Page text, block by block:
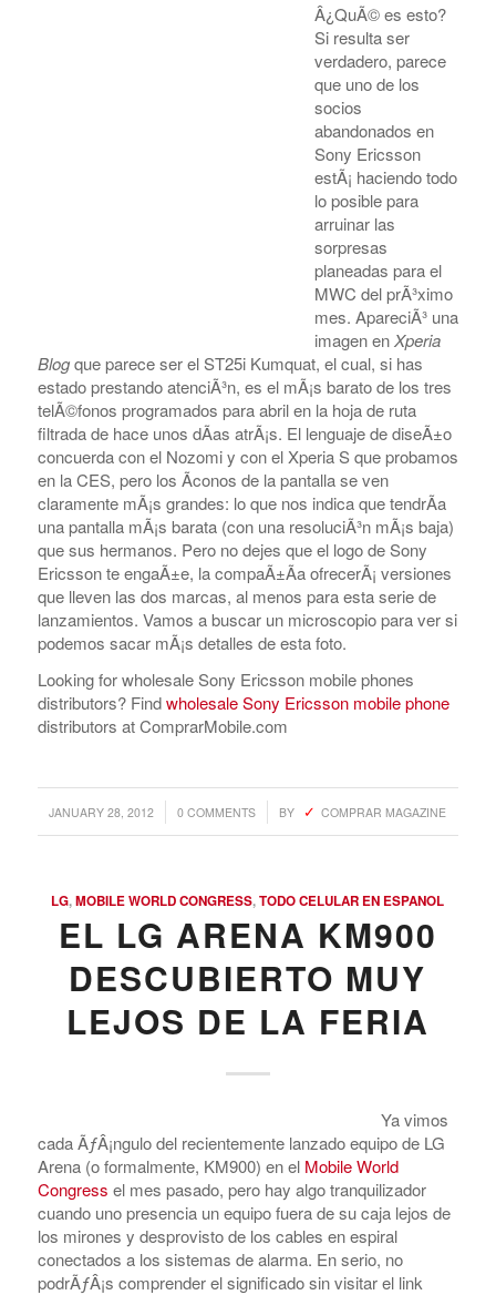
Â¿QuÃ© es esto?
Si resulta ser
verdadero, parece
que uno de los
socios
abandonados en
Sony Ericsson
estÃ¡ haciendo todo
lo posible para
arruinar las
sorpresas
planeadas para el
MWC del prÃ³ximo
mes. ApareciÃ³ una
imagen en Xperia
Blogque parece ser el ST25i Kumquat, el cual, si has
estado prestando atenciÃ³n, es el mÃ¡s barato de los tres
telÃ©fonos programados para abril en la hoja de ruta
filtrada de hace unos dÃ­as atrÃ¡s. El lenguaje de diseÃ±o
concuerda con el Nozomi y con el Xperia S que probamos
en la CES, pero los Ã­conos de la pantalla se ven
claramente mÃ¡s grandes: lo que nos indica que tendrÃ­a
una pantalla mÃ¡s barata (con una resoluciÃ³n mÃ¡s baja)
que sus hermanos. Pero no dejes que el logo de Sony
Ericsson te engaÃ±e, la compaÃ±Ã­a ofrecerÃ¡ versiones
que lleven las dos marcas, al menos para esta serie de
lanzamientos. Vamos a buscar un microscopio para ver si
podemos sacar mÃ¡s detalles de esta foto.
Looking for wholesale Sony Ericsson mobile phones
distributors? Findwholesale Sony Ericsson mobile phone
distributors at ComprarMobile.com
JANUARY 28, 2012
/ 0 COMMENTS
/ BY COMPRAR MAGAZINE
LG,MOBILE WORLD CONGRESS,TODO CELULAR EN ESPANOL
EL LG ARENA KM900
DESCUBIERTO MUY
LEJOS DE LA FERIA
Ya vimos
cada ÃƒÂ¡ngulo del recientemente lanzado equipo de LG
Arena (o formalmente, KM900) en el Mobile World
Congress el mes pasado, pero hay algo tranquilizador
cuando uno presencia un equipo fuera de su caja lejos de
los mirones y desprovisto de los cables en espiral
conectados a los sistemas de alarma. En serio, no
podrÃƒÂ¡s comprender el significado sin visitar el link